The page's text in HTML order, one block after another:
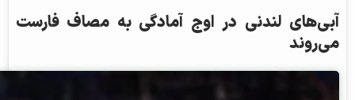
آبی‌های لندنی در اوج آمادگی به مصاف فارست
می‌روند